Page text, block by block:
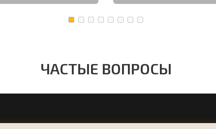
ЧАСТЫЕ ВОПРОСЫ